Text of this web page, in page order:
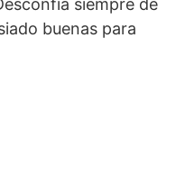
siempre de
buenas para